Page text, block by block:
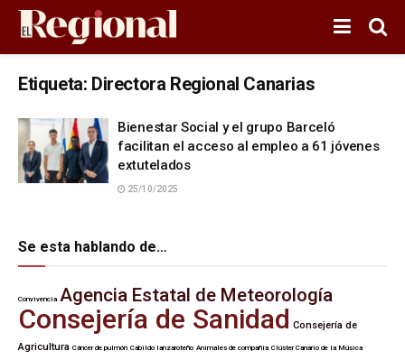
Etiqueta: Directora Regional Canarias
Bienestar Social y el grupo Barceló
facilitan el acceso al empleo a 61 jóvenes
extutelados
25/10/2025
Se esta hablando de…
Convivencia Agencia Estatal de Meteorología
Consejería de Sanidad Consejería de
Agricultura Cáncer de pulmón Cabildo lanzaroteño Animales de compañía Clúster Canario de la Música